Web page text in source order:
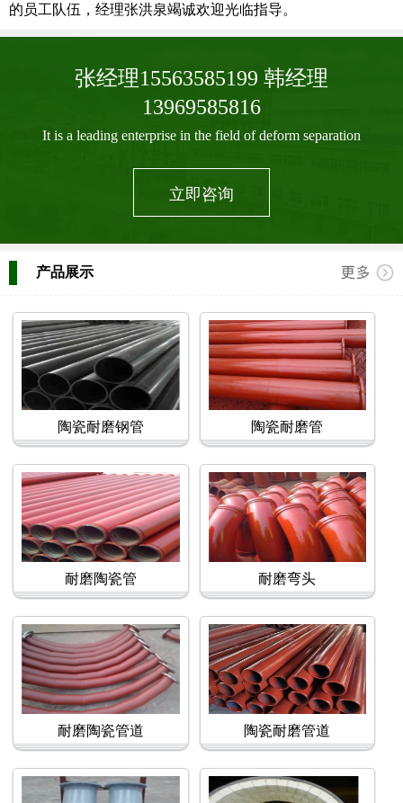
的员工队伍，经理张洪泉竭诚欢迎光临指导。
张经理15563585199 韩经理
13969585816
It is a leading enterprise in the field of deform separation
立即咨询
产品展示
陶瓷耐磨钢管 陶瓷耐磨管
耐磨陶瓷管 耐磨弯头
耐磨陶瓷管道 陶瓷耐磨管道